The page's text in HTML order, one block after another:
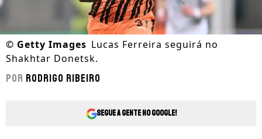
© Getty Images Lucas Ferreira seguirá no
Shakhtar Donetsk.
Por Rodrigo Ribeiro
Segue a gente no Google!